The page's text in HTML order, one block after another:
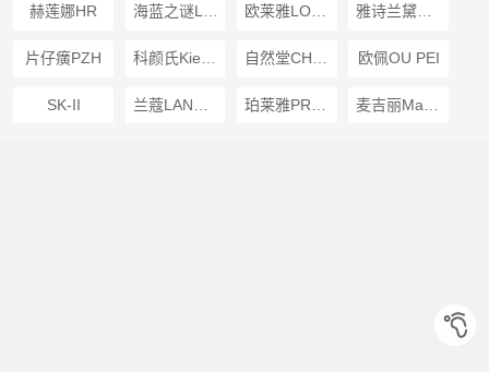
赫莲娜HR 欧莱雅LOREAL
片仔癀PZH 欧佩OU PEI
SK-II